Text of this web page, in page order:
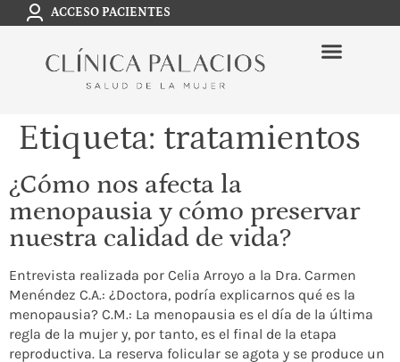
ACCESO PACIENTES
Etiqueta: tratamientos
¿Cómo nos afecta la
menopausia y cómo preservar
nuestra calidad de vida?
Entrevista realizada por Celia Arroyo a la Dra. Carmen
Menéndez C.A.: ¿Doctora, podría explicarnos qué es la
menopausia? C.M.: La menopausia es el día de la última
regla de la mujer y, por tanto, es el final de la etapa
reproductiva. La reserva folicular se agota y se produce un